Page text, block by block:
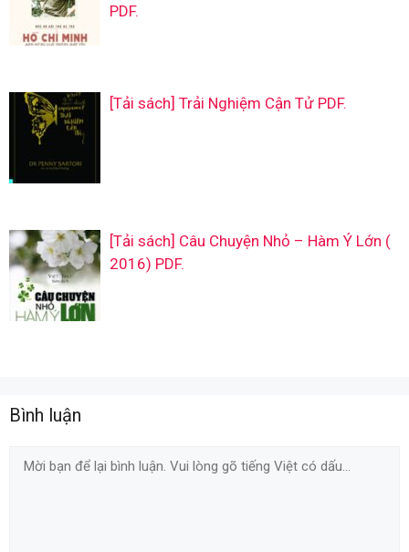
PDF.
[Tải sách] Trải Nghiệm Cận Tử PDF.
[Tải sách] Câu Chuyện Nhỏ – Hàm Ý Lớn (
2016) PDF.
Bình luận
Comment